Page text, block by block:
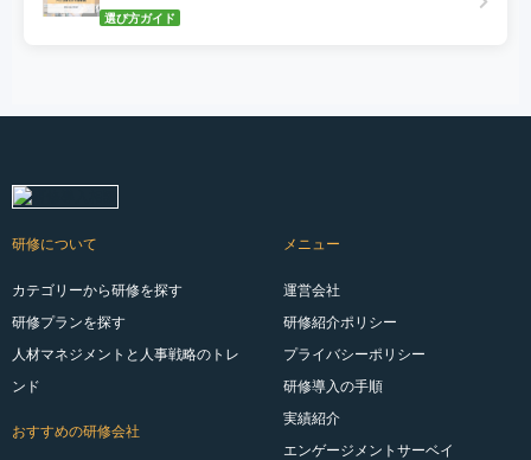
選び方ガイド
研修について
カテゴリーから研修を探す
研修プランを探す
人材マネジメントと人事戦略のトレ
ンド
おすすめの研修会社
メニュー
運営会社
研修紹介ポリシー
プライバシーポリシー
研修導入の手順
実績紹介
エンゲージメントサーベイ